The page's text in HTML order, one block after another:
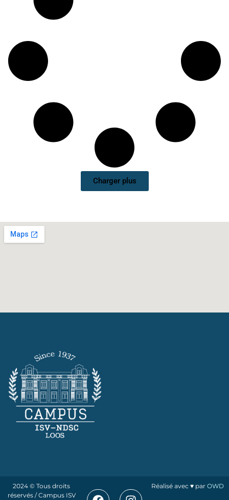
Charger plus
2024 © Tous droits
réservés / Campus ISV
Réalisé avec ♥ par OWD